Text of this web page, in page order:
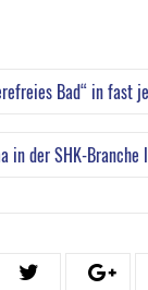
Bad“ in fast
in der SHK-